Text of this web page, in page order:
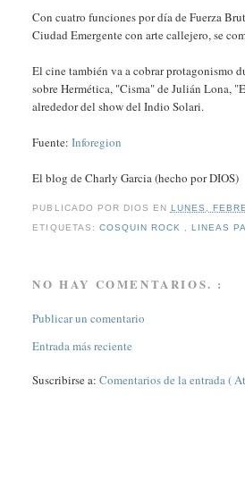
Con cuatro funciones por día de Fuerza
Ciudad Emergente con arte callejero, se
El cine también va a cobrar protagonismo
sobre Hermética, "Cisma" de Julián Lona,
alrededor del show del Indio Solari.
Fuente:Inforegion
El blog de Charly Garcia (hecho por DIOS)
PUBLICADO POR DIOS EN LUNES,
ETIQUETAS: COSQUIN ROCK LINEAS
NO HAY COMENTARIOS. :
Publicar un comentario
Entrada más reciente
Suscribirse a:Comentarios de la entrada (